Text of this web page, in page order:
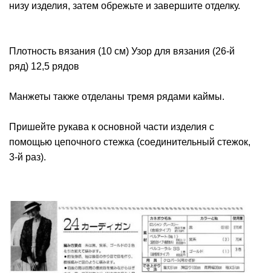
низу изделия, затем обрежьте и завершите отделку.
Плотность вязания (10 см) Узор для вязания (26-й
ряд) 12,5 рядов
Манжеты также отделаны тремя рядами каймы.
Пришейте рукава к основной части изделия с
помощью цепочного стежка (соединительный стежок,
3-й раз).